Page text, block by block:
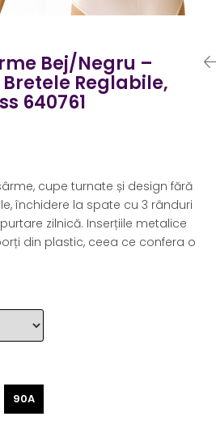
Bej/negru –
Reglabile,
640761
cupe turnate și design fără
închidere la spate cu 3 rânduri
zilnică. Inserțiile metalice
din plastic, ceea ce confera o
90A